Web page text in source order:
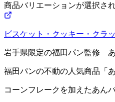
商品バリエーションが選択さ
ビスケット・クッキー・クラ
岩手県限定の福田パン監修 あ
福田パンの不動の人気商品「
コーンフレークを加えたあん